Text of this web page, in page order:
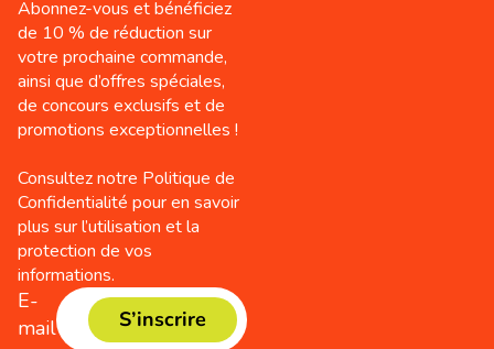
Abonnez-vous et bénéficiez
de 10 % de réduction sur
votre prochaine commande,
ainsi que d’offres spéciales,
de concours exclusifs et de
promotions exceptionnelles !
Consultez notre Politique de
Confidentialité pour en savoir
plus sur l’utilisation et la
protection de vos
informations.
E-
mail
S’inscrire